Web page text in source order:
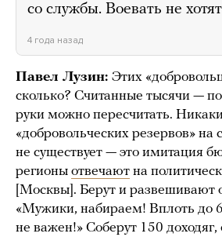
со службы. Воевать не
4 года назад
Павел Лузин: Этих
сколько? Считанные тысячи —
руки можно пересчитать.
«добровольческих резервов» на
не существует — это имитация
регионы отвечают на
[Москвы]. Берут и развешивают
«Мужики, набираем! Вплоть до
не важен!» Соберут 150 доходяг,